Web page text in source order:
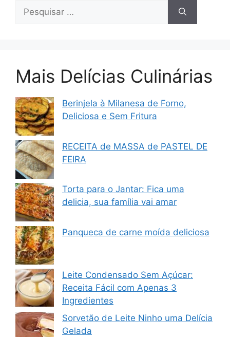
Pesquisar
Mais Delícias Culinárias
Berinjela à Milanesa de Forno,
Deliciosa e Sem Fritura
RECEITA de MASSA de PASTEL DE
FEIRA
Torta para o Jantar: Fica uma
delicia, sua família vai amar
Panqueca de carne moída deliciosa
Leite Condensado Sem Açúcar:
Receita Fácil com Apenas 3
Ingredientes
Sorvetão de Leite Ninho uma Delícia
Gelada